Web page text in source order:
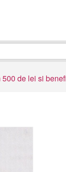
de lei si